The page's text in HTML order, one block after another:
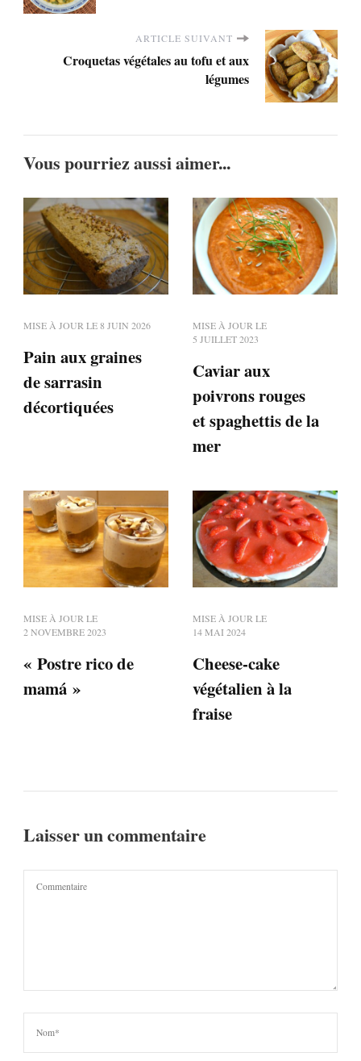
ARTICLE SUIVANT
Croquetas végétales au tofu et aux
légumes
Vous pourriez aussi aimer...
MISE À JOUR LE8 JUIN 2026
Pain aux graines
de sarrasin
décortiquées
MISE À JOUR LE
5 JUILLET 2023
Caviar aux
poivrons rouges
et spaghettis de la
mer
MISE À JOUR LE
2 NOVEMBRE 2023
« Postre rico de
mamá »
MISE À JOUR LE
14 MAI 2024
Cheese-cake
végétalien à la
fraise
Laisser un commentaire